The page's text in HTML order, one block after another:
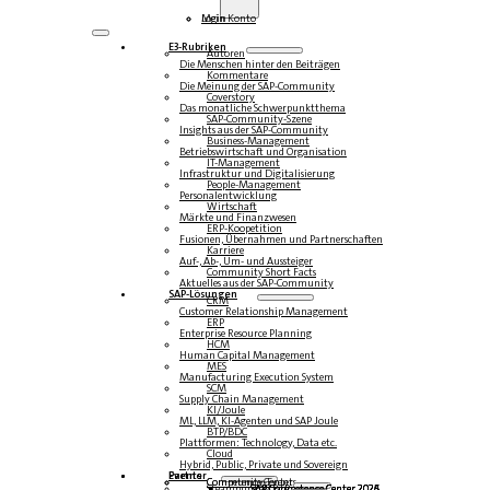
Login
Mein Konto
E3-RubrikenAutoren
Die Menschen hinter den Beiträgen
Kommentare
Die Meinung der SAP-Community
Coverstory
Das monatliche Schwerpunktthema
SAP-Community-Szene
Insights aus der SAP-Community
Business-Management
Betriebswirtschaft und Organisation
IT-Management
Infrastruktur und Digitalisierung
People-Management
Personalentwicklung
Wirtschaft
Märkte und Finanzwesen
ERP-Koopetition
Fusionen, Übernahmen und Partnerschaften
Karriere
Auf-, Ab-, Um- und Aussteiger
Community Short Facts
Aktuelles aus der SAP-Community
SAP-Lösungen
CRM
Customer Relationship Management
ERP
Enterprise Resource Planning
HCM
Human Capital Management
MES
Manufacturing Execution System
SCM
Supply Chain Management
KI/Joule
ML, LLM, KI-Agenten und SAP Joule
BTP/BDC
Plattformen: Technology, Data etc.
Cloud
Hybrid, Public, Private und Sovereign
Partner
Events Community-Events
Competence Center